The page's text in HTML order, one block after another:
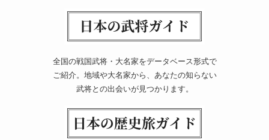
全国の戦国武将・大名家をデータベース形式で
ご紹介。地域や大名家から、あなたの知らない
武将との出会いが見つかります。